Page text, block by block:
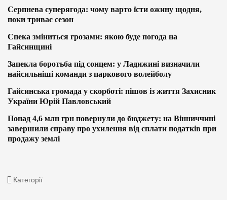
Серпнева суперягода: чому варто їсти ожину щодня,
поки триває сезон
Спека зміниться грозами: якою буде погода на
Гайсинщині
Запекла боротьба під сонцем: у Ладижині визначили
найсильніші команди з паркового волейболу
Гайсинська громада у скорботі: пішов із життя Захисник
України Юрій Павловський
Понад 4,6 млн грн повернули до бюджету: на Вінниччині
завершили справу про ухилення від сплати податків при
продажу землі
Категорії